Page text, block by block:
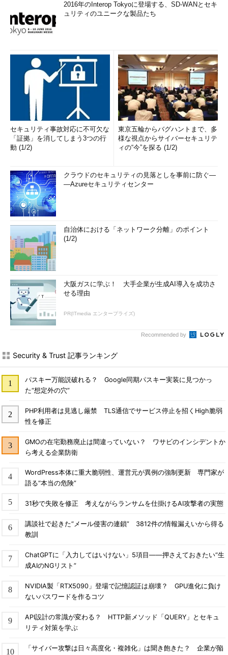
2016年のInterop Tokyoに登場する、SD-WANとセキ
ュリティのユニークな製品たち
セキュリティ事故対応に不可欠な
「証拠」を消してしまう3つの行
動 (1/2)
東京五輪からバグハントまで、多
様な視点からサイバーセキュリテ
ィの“今”を探る (1/2)
クラウドのセキュリティの見落としを事前に防ぐ―
―Azureセキュリティセンター
自治体における「ネットワーク分離」のポイント
(1/2)
大阪ガスに学ぶ！ 大手企業が生成AI導入を成功さ
せる理由
PR(ITmedia エンタープライズ)
Recommended by
Security & Trust 記事ランキング
パスキー万能説破れる？ Google同期パスキー実装に見つかっ
た“想定外の穴”
PHP利用者は見逃し厳禁 TLS通信でサービス停止を招くHigh脆弱
性を修正
GMOの在宅勤務廃止は間違っていない？ ワサビのインシデントか
ら考える企業防衛
WordPress本体に重大脆弱性、運営元が異例の強制更新 専門家が
語る“本当の危険”
31秒で失敗を修正 考えながらランサムを仕掛けるAI攻撃者の実態
講談社で起きた“メール侵害の連鎖” 3812件の情報漏えいから得る
教訓
ChatGPTに「入力してはいけない」5項目――押さえておきたい“生
成AIのNGリスト”
NVIDIA製「RTX5090」登場で記憶認証は崩壊？ GPU進化に負け
ないパスワードを作るコツ
API設計の常識が変わる？ HTTP新メソッド「QUERY」とセキュ
リティ対策を学ぶ
「サイバー攻撃は日々高度化・複雑化」は聞き飽きた？ 企業が陥